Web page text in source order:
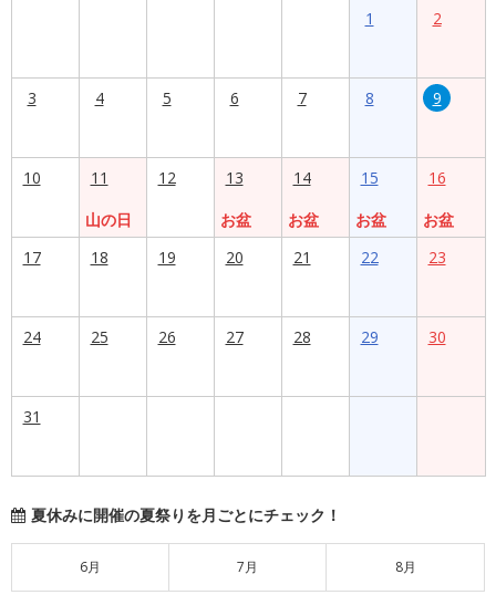
1 2
3 4 5 6 7 8 9
10
11
山の日
12
13
お盆
14
お盆
15
お盆
16
お盆
17
18 19 20 21 22 23
24 25 26 27 28 29 30
31
夏休みに開催の夏祭りを月ごとにチェック！
6月 7月 8月